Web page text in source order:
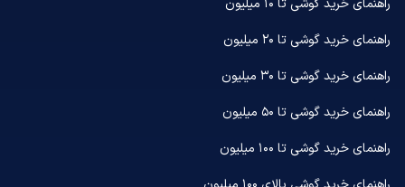
راهنمای خرید گوشی تا ۱۰ میلیون
راهنمای خرید گوشی تا ۲۰ میلیون
راهنمای خرید گوشی تا ۳۰ میلیون
راهنمای خرید گوشی تا ۵۰ میلیون
راهنمای خرید گوشی تا ۱۰۰ میلیون